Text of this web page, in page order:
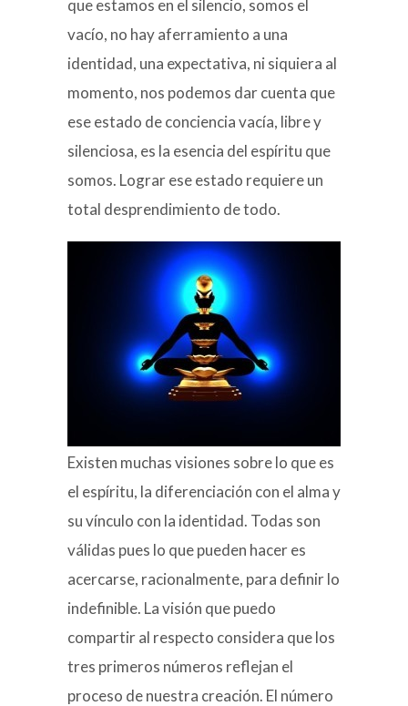
que estamos en el silencio, somos el
vacío, no hay aferramiento a una
identidad, una expectativa, ni siquiera al
momento, nos podemos dar cuenta que
ese estado de conciencia vacía, libre y
silenciosa, es la esencia del espíritu que
somos. Lograr ese estado requiere un
total desprendimiento de todo.
Existen muchas visiones sobre lo que es
el espíritu, la diferenciación con el alma y
su vínculo con la identidad. Todas son
válidas pues lo que pueden hacer es
acercarse, racionalmente, para definir lo
indefinible. La visión que puedo
compartir al respecto considera que los
tres primeros números reflejan el
proceso de nuestra creación. El número